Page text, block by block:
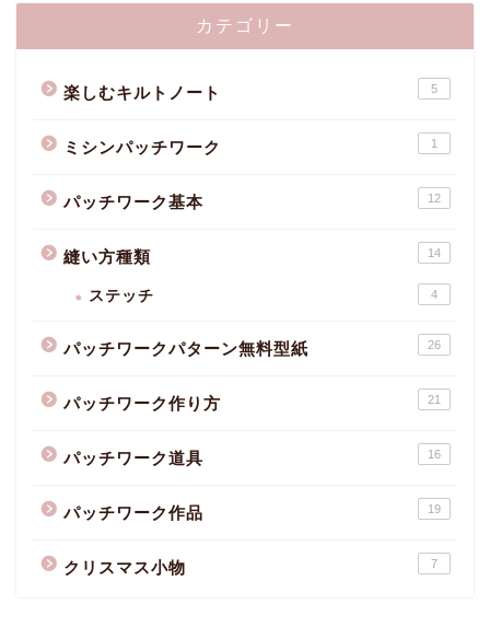
カテゴリー
楽しむキルトノート 5
ミシンパッチワーク 1
パッチワーク基本 12
縫い方種類 14
ステッチ 4
パッチワークパターン無料型紙 26
パッチワーク作り方 21
パッチワーク道具 16
パッチワーク作品 19
クリスマス小物 7